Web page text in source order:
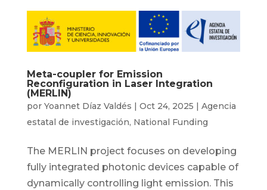
Meta-coupler for Emission
Reconfiguration in Laser Integration
(MERLIN)
por Yoannet Díaz Valdés Oct 24, 2025
Agencia
estatal de investigación, National Funding
The MERLIN project focuses on developing
fully integrated photonic devices capable of
dynamically controlling light emission. This